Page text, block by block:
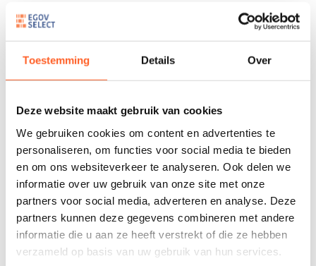
Toestemming Details Over
Deze website maakt gebruik van cookies
We gebruiken cookies om content en advertenties te
personaliseren, om functies voor social media te bieden
en om ons websiteverkeer te analyseren. Ook delen we
informatie over uw gebruik van onze site met onze
partners voor social media, adverteren en analyse. Deze
partners kunnen deze gegevens combineren met andere
informatie die u aan ze heeft verstrekt of die ze hebben
verzameld op basis van uw gebruik van hun services.
Veiligheidsmachtiging
Het verkrijgen van een veiligheidsmachtiging door de
Nationale Veiligheidsoverheid (NVO) (in
betreffende de classificatie en
veiligheidsmachtigingmachtigingen, de
veiligheidsattesten en de veiligheidsadviezen), is een
voorwaarde om deze functie te kunnen uitoefenen en te
blijven uitoefenen.
Door bij het CCB te werken, stem je ermee in een
veiligheidsverificatie en een veiligheidsonderzoek te
ondergaan in overeenstemming met de wet van 11
december 1998 betreffende de classificatie en de